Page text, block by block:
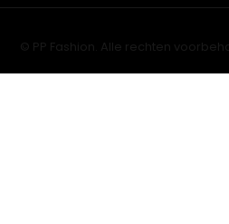
© PP Fashion. Alle rechten